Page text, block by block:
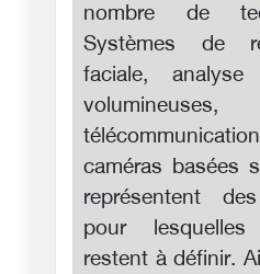
nombre de
Systèmes de
faciale,
volumineuses,
caméras basées
représentent
pour
restent à définir.